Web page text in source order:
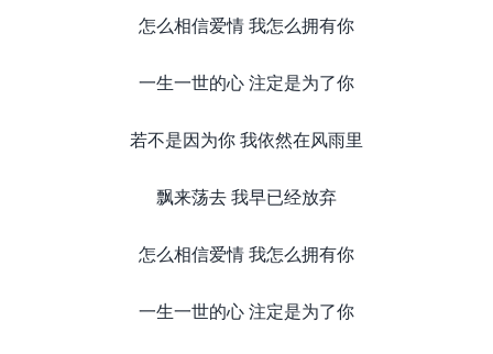
怎么相信爱情 我怎么拥有你
一生一世的心 注定是为了你
若不是因为你 我依然在风雨里
飘来荡去 我早已经放弃
怎么相信爱情 我怎么拥有你
一生一世的心 注定是为了你